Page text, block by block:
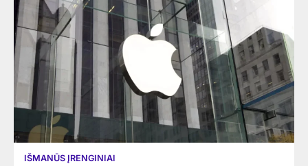
IŠMANŪS ĮRENGINIAI